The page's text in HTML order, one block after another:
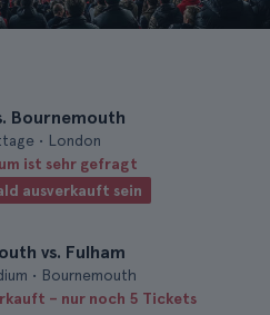
Bournemouth
• London
ist sehr gefragt
ausverkauft sein
vs. Fulham
• Bournemouth
– nur noch 5 Tickets